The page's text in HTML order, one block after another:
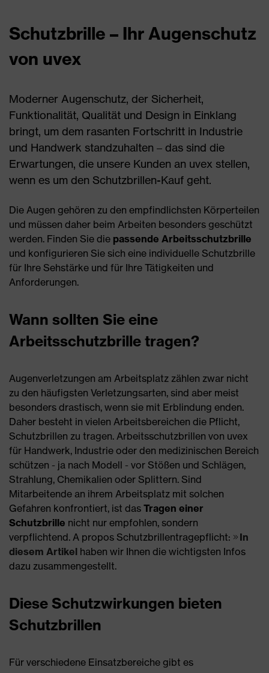
Schutzbrille – Ihr Augenschutz
von uvex
Moderner Augenschutz, der Sicherheit,
Funktionalität, Qualität und Design in Einklang
bringt, um dem rasanten Fortschritt in Industrie
und Handwerk standzuhalten – das sind die
Erwartungen, die unsere Kunden an uvex stellen,
wenn es um den Schutzbrillen-Kauf geht.
Die Augen gehören zu den empfindlichsten Körperteilen
und müssen daher beim Arbeiten besonders geschützt
werden. Finden Sie die passende Arbeitsschutzbrille
und konfigurieren Sie sich eine individuelle Schutzbrille
für Ihre Sehstärke und für Ihre Tätigkeiten und
Anforderungen.
Wann sollten Sie eine
Arbeitsschutzbrille tragen?
Augenverletzungen am Arbeitsplatz zählen zwar nicht
zu den häufigsten Verletzungsarten, sind aber meist
besonders drastisch, wenn sie mit Erblindung enden.
Daher besteht in vielen Arbeitsbereichen die Pflicht,
Schutzbrillen zu tragen. Arbeitsschutzbrillen von uvex
für Handwerk, Industrie oder den medizinischen Bereich
schützen - ja nach Modell - vor Stößen und Schlägen,
Strahlung, Chemikalien oder Splittern. Sind
Mitarbeitende an ihrem Arbeitsplatz mit solchen
Gefahren konfrontiert, ist das Tragen einer
Schutzbrille nicht nur empfohlen, sondern
verpflichtend. A propos Schutzbrillentragepflicht:
In
diesem Artikel haben wir Ihnen die wichtigsten Infos
dazu zusammengestellt.
Diese Schutzwirkungen bieten
Schutzbrillen
Für verschiedene Einsatzbereiche gibt es